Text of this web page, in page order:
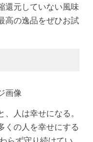
還元していない風味
高の逸品をぜひお試
人は幸せになる。
くの人を幸せにする